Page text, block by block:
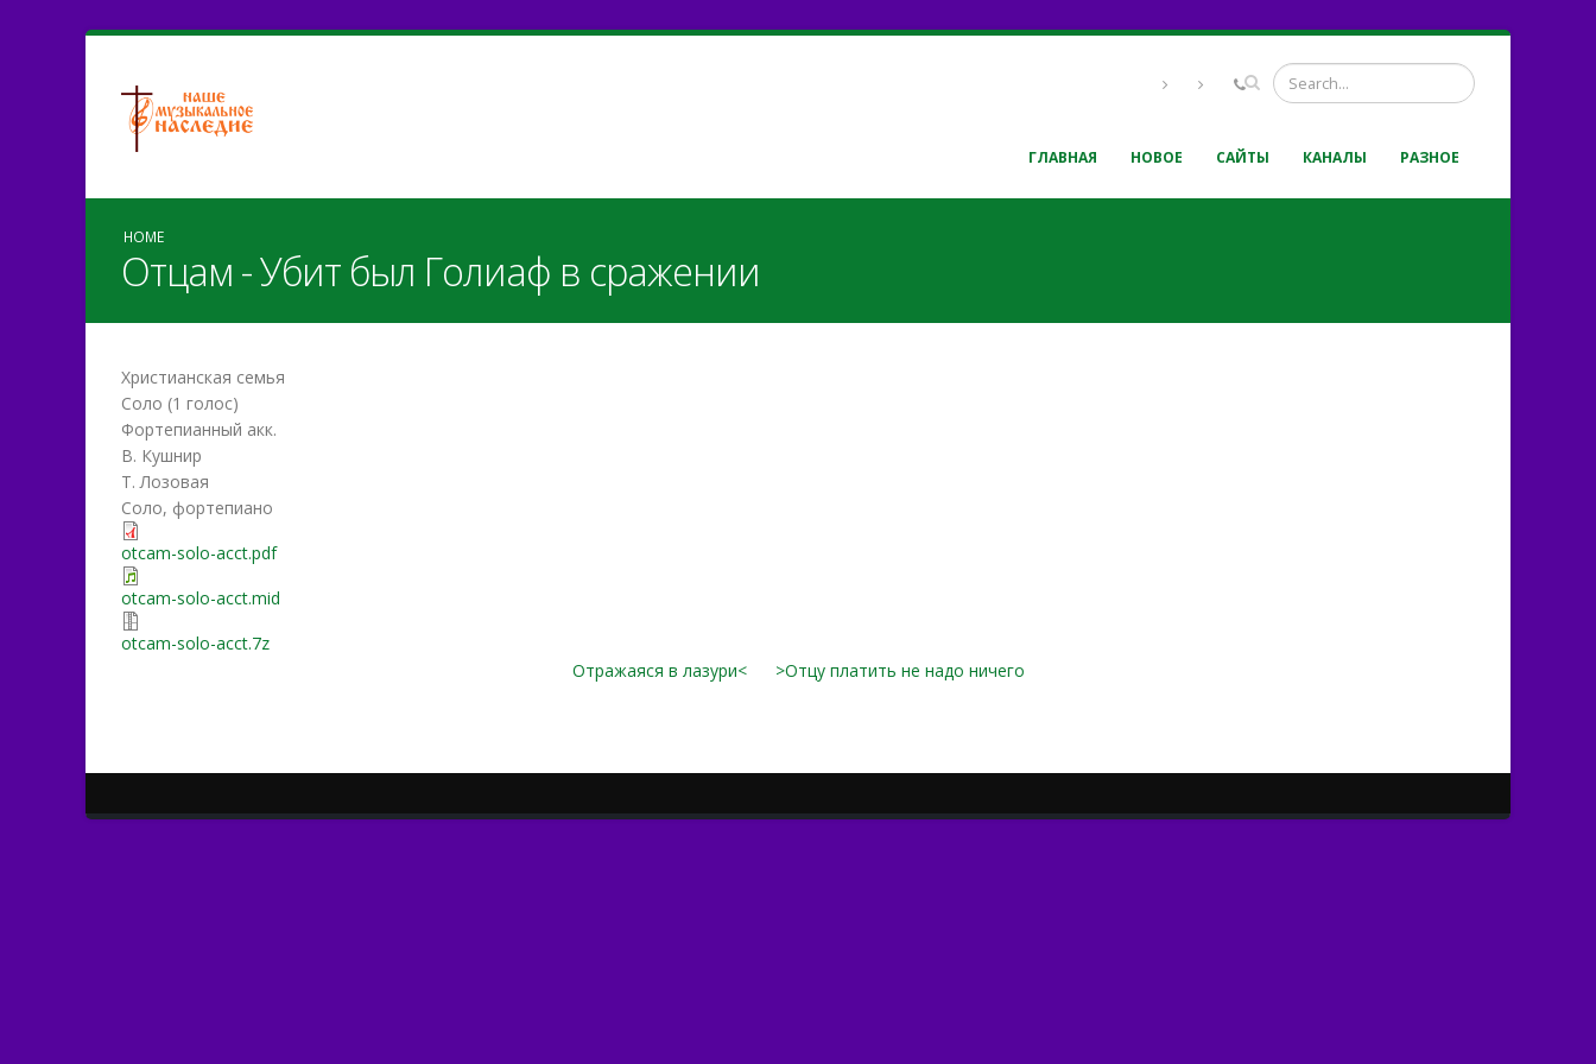
ГЛАВНАЯ НОВОЕ САЙТЫ КАНАЛЫ РАЗНОЕ
HOME
Отцам - Убит был Голиаф в сражении
Христианская семья
Соло (1 голос)
Фортепианный акк.
В. Кушнир
Т. Лозовая
Соло, фортепиано
otcam-solo-acct.pdf
otcam-solo-acct.mid
otcam-solo-acct.7z
Отражаяся в лазури<
>Отцу платить не надо ничего